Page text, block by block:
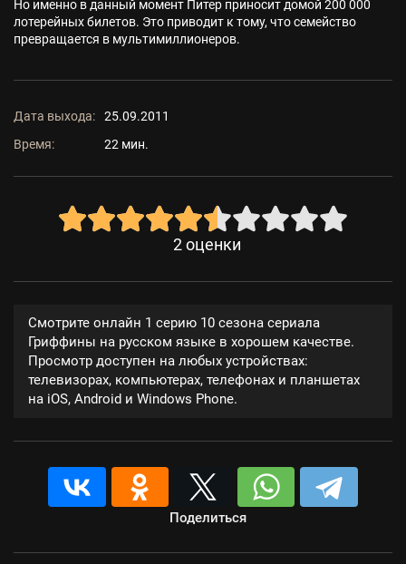
Но именно в данный момент Питер приносит домой 200 000
лотерейных билетов. Это приводит к тому, что семейство
превращается в мультимиллионеров.
Дата выхода:
25.09.2011
Время:
22 мин.
2 оценки
Смотрите онлайн 1 серию 10 сезона сериала
Гриффины на русском языке в хорошем качестве.
Просмотр доступен на любых устройствах:
телевизорах, компьютерах, телефонах и планшетах
на iOS, Android и Windows Phone.
Поделиться